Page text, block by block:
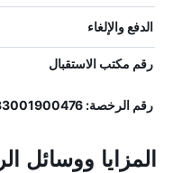
الدفع والإلغاء
رقم مكتب الاستقبال
رقم الرخصة: 0233001900476, 55110
المزايا